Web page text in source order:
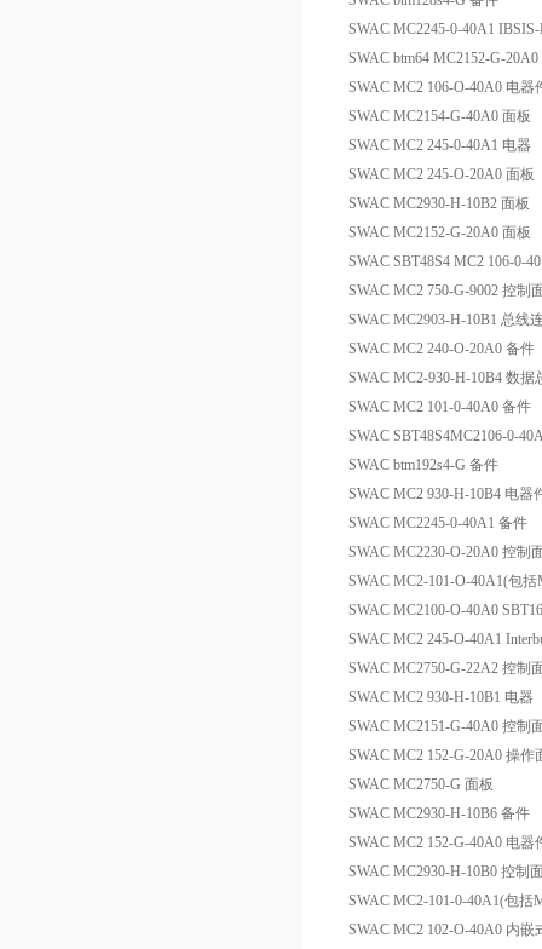
SWAC MC2245-0-40A1
SWAC btm64 MC2152-G-
SWAC MC2 106-O-40A0 电器
SWAC MC2154-G-40A0 面板
SWAC MC2 245-0-40A1 电器
SWAC MC2 245-O-20A0 面板
SWAC MC2930-H-10B2 面板
SWAC MC2152-G-20A0 面板
SWAC SBT48S4 MC2 106-0-
SWAC MC2 750-G-9002 控制
SWAC MC2903-H-10B1 总线
SWAC MC2 240-O-20A0 备件
SWAC MC2-930-H-10B4 数据
SWAC MC2 101-0-40A0 备件
SWAC SBT48S4MC2106-0-
SWAC btm192s4-G 备件
SWAC MC2 930-H-10B4 电器
SWAC MC2245-0-40A1 备件
SWAC MC2230-O-20A0 控制
SWAC MC2-101-O-40A1(包
SWAC MC2100-O-40A0
SWAC MC2 245-O-40A1
SWAC MC2750-G-22A2 控制
SWAC MC2 930-H-10B1 电器
SWAC MC2151-G-40A0 控制
SWAC MC2 152-G-20A0 操作
SWAC MC2750-G 面板
SWAC MC2930-H-10B6 备件
SWAC MC2 152-G-40A0 电器
SWAC MC2930-H-10B0 控制
SWAC MC2-101-0-40A1(包括
SWAC MC2 102-O-40A0 内嵌